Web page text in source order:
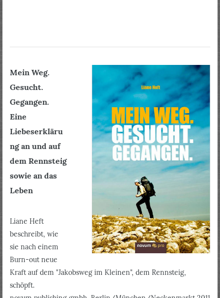
Mein Weg.
Gesucht.
Gegangen.
Eine
Liebeserkläru
ng an und auf
dem Rennsteig
sowie an das
Leben
Liane Heft
beschreibt, wie
sie nach einem
Burn-out neue
Kraft auf dem "Jakobsweg im Kleinen", dem Rennsteig,
schöpft.